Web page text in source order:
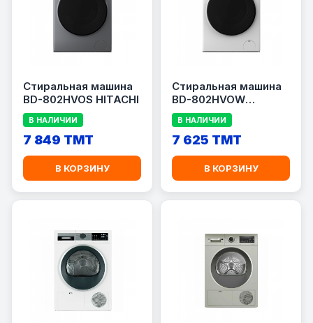
Стиральная машина
BD-802HVOS HITACHI
В НАЛИЧИИ
7 849 TMT
В КОРЗИНУ
Стиральная машина
BD-802HVOW
HITACHI
В НАЛИЧИИ
7 625 TMT
В КОРЗИНУ